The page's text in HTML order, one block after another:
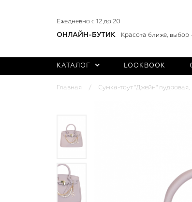
Ежедневно с 12 до 20
ОНЛАЙН-БУТИК Красота ближе, выбор
КАТАЛОГ LOOKBOOK
Главная Сумка-тоут "Джейн"